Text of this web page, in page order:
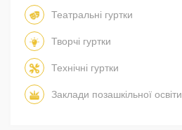
Театральні гуртки
Творчі гуртки
Технічні гуртки
Заклади позашкільної освіти